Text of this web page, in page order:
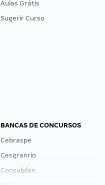
Aulas Grátis
Sugerir Curso
BANCAS DE CONCURSOS
Cebraspe
Cesgranrio
Consulplan